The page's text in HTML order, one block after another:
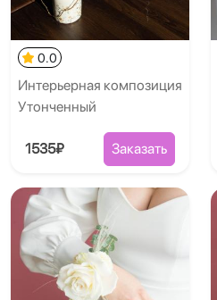
0.0
Интерьерная композиция
Утонченный
1535₽ Заказать